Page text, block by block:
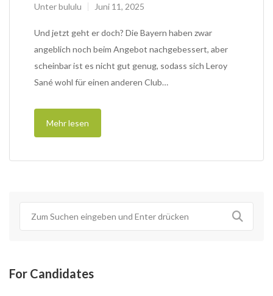
Unterbululu Juni 11, 2025
Und jetzt geht er doch? Die Bayern haben zwar
angeblich noch beim Angebot nachgebessert, aber
scheinbar ist es nicht gut genug, sodass sich Leroy
Sané wohl für einen anderen Club…
Mehr lesen
For Candidates